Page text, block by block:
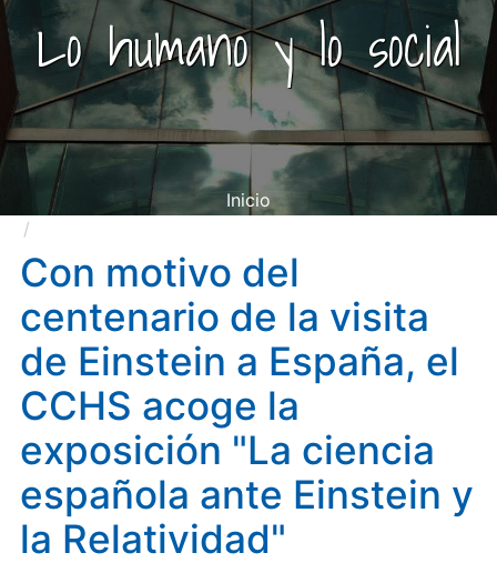
Lo humano y lo social
Inicio
España, el CCHS acoge la exposición "La ciencia
española ante Einstein y la Relatividad"
Con motivo del
centenario de la visita
de Einstein a España, el
CCHS acoge la
exposición "La ciencia
española ante Einstein y
la Relatividad"